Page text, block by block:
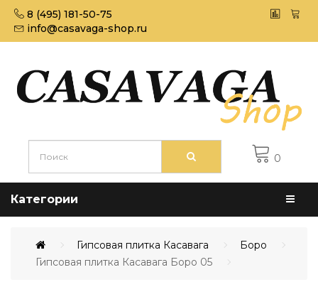
8 (495) 181-50-75
info@casavaga-shop.ru
0
Категории
Гипсовая плитка Касавага
Боро
Гипсовая плитка Касавага Боро 05